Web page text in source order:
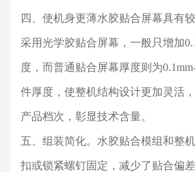
四、使机身更薄水胶贴合屏幕具有
采用光学胶贴合屏幕，一般只增加
度，而普通贴合屏幕厚度则为
件厚度，使整机结构设计更加灵活
产品档次，彰显技术含量。
五、组装简化。水胶贴合模组和整
扣或锁紧螺钉固定，减少了贴合偏